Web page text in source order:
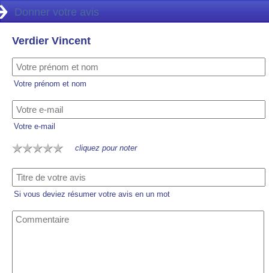
Donner votre avis
Verdier Vincent
Votre prénom et nom
Votre e-mail
cliquez pour noter
Si vous deviez résumer votre avis en un mot